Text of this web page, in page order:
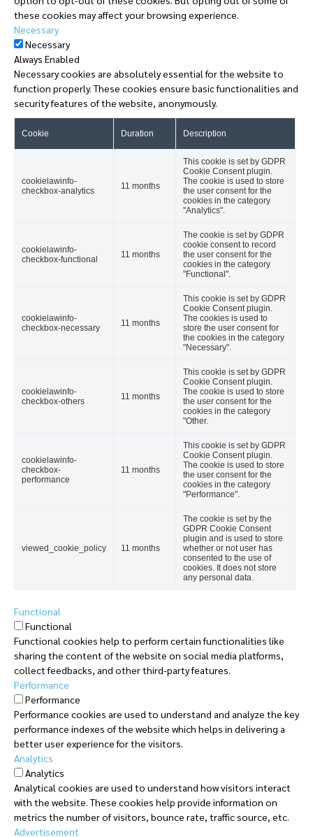
these cookies may affect your browsing experience.
Necessary
Necessary
Always Enabled
Necessary cookies are absolutely essential for the website to
function properly. These cookies ensure basic functionalities and
security features of the website, anonymously.
Cookie Duration Description
cookielawinfo-
checkbox-analytics
11 months
This cookie is set by GDPR
Cookie Consent plugin.
The cookie is used to store
the user consent for the
cookies in the category
"Analytics".
cookielawinfo-
checkbox-functional
11 months
The cookie is set by GDPR
cookie consent to record
the user consent for the
cookies in the category
"Functional".
cookielawinfo-
checkbox-necessary
11 months
This cookie is set by GDPR
Cookie Consent plugin.
The cookies is used to
store the user consent for
the cookies in the category
"Necessary".
cookielawinfo-
checkbox-others
11 months
This cookie is set by GDPR
Cookie Consent plugin.
The cookie is used to store
the user consent for the
cookies in the category
"Other.
cookielawinfo-
checkbox-
performance
11 months
This cookie is set by GDPR
Cookie Consent plugin.
The cookie is used to store
the user consent for the
cookies in the category
"Performance".
viewed_cookie_policy 11 months
The cookie is set by the
GDPR Cookie Consent
plugin and is used to store
whether or not user has
consented to the use of
cookies. It does not store
any personal data.
Functional
Functional
Functional cookies help to perform certain functionalities like
sharing the content of the website on social media platforms,
collect feedbacks, and other third-party features.
Performance
Performance
Performance cookies are used to understand and analyze the key
performance indexes of the website which helps in delivering a
better user experience for the visitors.
Analytics
Analytics
Analytical cookies are used to understand how visitors interact
with the website. These cookies help provide information on
metrics the number of visitors, bounce rate, traffic source, etc.
Advertisement